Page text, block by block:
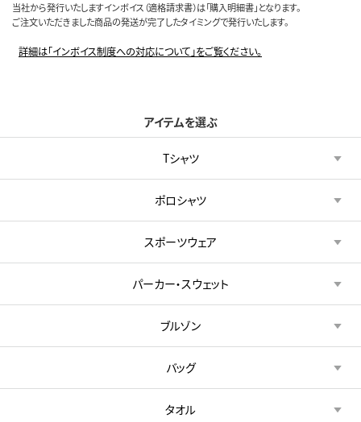
当社から発行いたしますインボイス（適格請求書）は「購入明細書」となります。
ご注文いただきました商品の発送が完了したタイミングで発行いたします。
詳細は「インボイス制度への対応について」をご覧ください。
アイテムを選ぶ
Tシャツ
ポロシャツ
スポーツウェア
パーカー・スウェット
ブルゾン
バッグ
タオル